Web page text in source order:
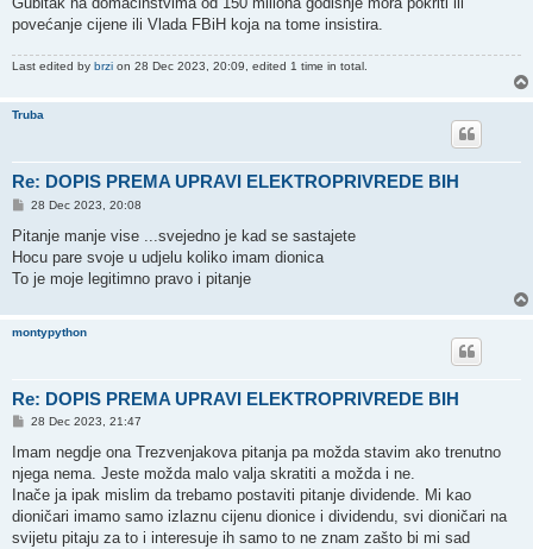
povećanje cijene ili Vlada FBiH koja na tome insistira.
Last edited by brzi on 28 Dec 2023, 20:09, edited 1 time in total.
Truba
Re: DOPIS PREMA UPRAVI ELEKTROPRIVREDE BIH
P
s
28 Dec 2023, 20:08
Pitanje manje vise ...svejedno je kad se sastajete
Hocu pare svoje u udjelu koliko imam dionica
To je moje legitimno pravo i pitanje
montypython
Re: DOPIS PREMA UPRAVI ELEKTROPRIVREDE BIH
P
s
28 Dec 2023, 21:47
Imam negdje ona Trezvenjakova pitanja pa možda stavim ako trenutno
njega nema. Jeste možda malo valja skratiti a možda i ne.
Inače ja ipak mislim da trebamo postaviti pitanje dividende. Mi kao
dioničari imamo samo izlaznu cijenu dionice i dividendu, svi dioničari na
svijetu pitaju za to i interesuje ih samo to ne znam zašto bi mi sad